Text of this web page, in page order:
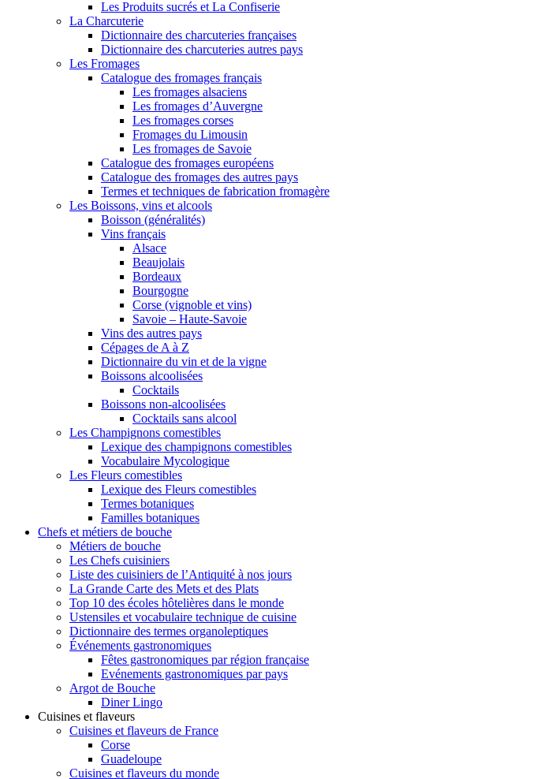
Les Produits sucrés et La Confiserie
La Charcuterie
Dictionnaire des charcuteries françaises
Dictionnaire des charcuteries autres pays
Les Fromages
Catalogue des fromages français
Les fromages alsaciens
Les fromages d’Auvergne
Les fromages corses
Fromages du Limousin
Les fromages de Savoie
Catalogue des fromages européens
Catalogue des fromages des autres pays
Termes et techniques de fabrication fromagère
Les Boissons, vins et alcools
Boisson (généralités)
Vins français
Alsace
Beaujolais
Bordeaux
Bourgogne
Corse (vignoble et vins)
Savoie – Haute-Savoie
Vins des autres pays
Cépages de A à Z
Dictionnaire du vin et de la vigne
Boissons alcoolisées
Cocktails
Boissons non-alcoolisées
Cocktails sans alcool
Les Champignons comestibles
Lexique des champignons comestibles
Vocabulaire Mycologique
Les Fleurs comestibles
Lexique des Fleurs comestibles
Termes botaniques
Familles botaniques
Chefs et métiers de bouche
Métiers de bouche
Les Chefs cuisiniers
Liste des cuisiniers de l’Antiquité à nos jours
La Grande Carte des Mets et des Plats
Top 10 des écoles hôtelières dans le monde
Ustensiles et vocabulaire technique de cuisine
Dictionnaire des termes organoleptiques
Événements gastronomiques
Fêtes gastronomiques par région française
Evénements gastronomiques par pays
Argot de Bouche
Diner Lingo
Cuisines et flaveurs
Cuisines et flaveurs de France
Corse
Guadeloupe
Cuisines et flaveurs du monde